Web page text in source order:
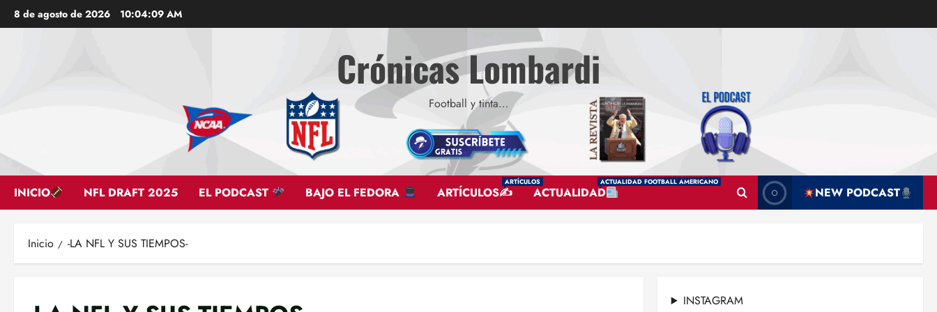
Saltar
al
8 de agosto de 2026 10:04:11 AM
Crónicas Lombardi
Football y tinta…
INICIO NFL DRAFT 2025 EL PODCAST BAJO EL FEDORA ARTÍCULOS✍
ARTÍCULOS
ACTUALIDAD
ACTUALIDAD FOOTBALL AMERICANO
NEW PODCAST
Inicio -LA NFL Y SUS TIEMPOS-
INSTAGRAM